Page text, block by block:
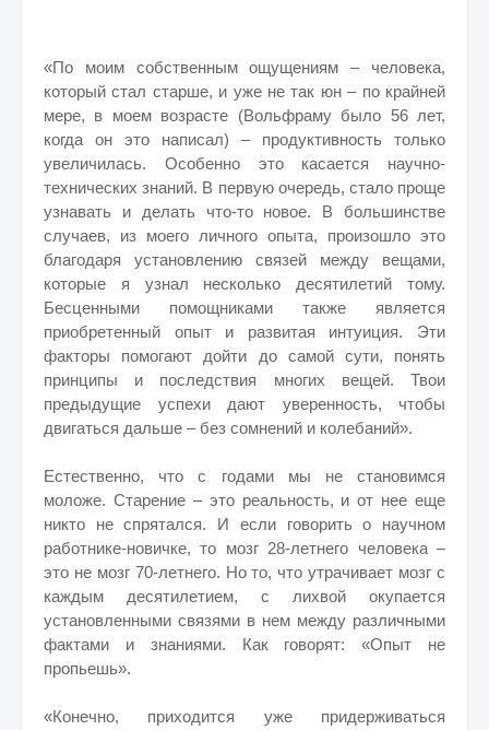
«По моим собственным ощущениям – человека,
который стал старше, и уже не так юн – по крайней
мере, в моем возрасте (Вольфраму было 56 лет,
когда он это написал) – продуктивность только
увеличилась. Особенно это касается научно-
технических знаний. В первую очередь, стало проще
узнавать и делать что-то новое. В большинстве
случаев, из моего личного опыта, произошло это
благодаря установлению связей между вещами,
которые я узнал несколько десятилетий тому.
Бесценными помощниками также является
приобретенный опыт и развитая интуиция. Эти
факторы помогают дойти до самой сути, понять
принципы и последствия многих вещей. Твои
предыдущие успехи дают уверенность, чтобы
двигаться дальше – без сомнений и колебаний».
Естественно, что с годами мы не становимся
моложе. Старение – это реальность, и от нее еще
никто не спрятался. И если говорить о научном
работнике-новичке, то мозг 28-летнего человека –
это не мозг 70-летнего. Но то, что утрачивает мозг с
каждым десятилетием, с лихвой окупается
установленными связями в нем между различными
фактами и знаниями. Как говорят: «Опыт не
пропьешь».
«Конечно, приходится уже придерживаться